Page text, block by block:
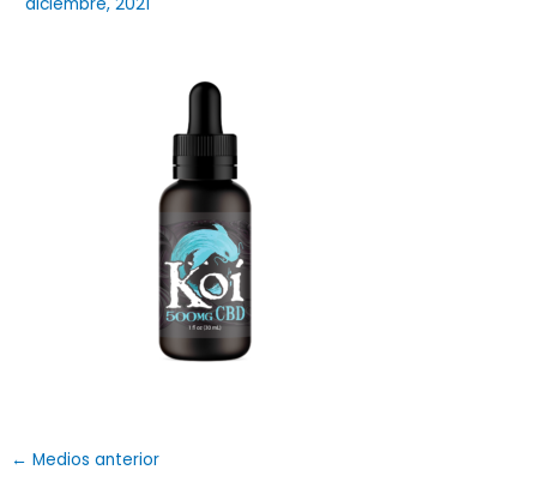
← Medios anterior